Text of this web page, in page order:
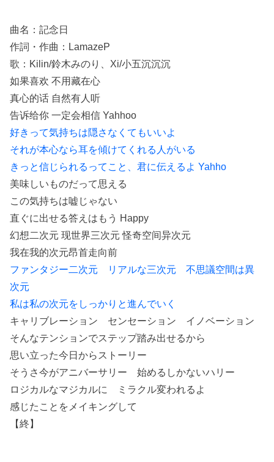
曲名：記念日
作詞・作曲：LamazeP
歌：Kilin/鈴木みのり、Xi/小五沉沉沉
如果喜欢 不用藏在心
真心的话 自然有人听
告诉给你 一定会相信 Yahhoo
好きって気持ちは隠さなくてもいいよ
それが本心なら耳を傾けてくれる人がいる
きっと信じられるってこと、君に伝えるよ Yahho
美味しいものだって思える
この気持ちは嘘じゃない
直ぐに出せる答えはもう Happy
幻想二次元 现世界三次元 怪奇空间异次元
我在我的次元昂首走向前
ファンタジー二次元 リアルな三次元 不思議空間は異
次元
私は私の次元をしっかりと進んでいく
キャリブレーション センセーション イノベーション
そんなテンションでステップ踏み出せるから
思い立った今日からストーリー
そうさ今がアニバーサリー 始めるしかないハリー
ロジカルなマジカルに ミラクル変われるよ
感じたことをメイキングして
【終】